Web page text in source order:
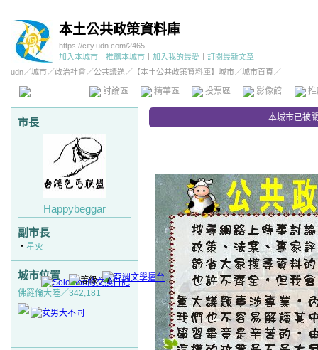
本土公共政策資料庫
https://city.udn.com/2465
加入本城市
推薦本城市 加入我的最愛
訂閱最新文章
udn／城市／政治社會 ／公共議題 ／ 【本土公共政策資料庫】城市／城市首頁／
討論區 精華區 投票區 影像館
市長
Happybeggar
副市長
‧ 星火
城市位置
佛羅倫大陸／342,181
本城市已被